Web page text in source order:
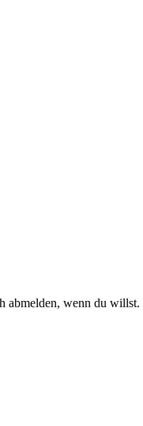
abmelden, wenn du willst.